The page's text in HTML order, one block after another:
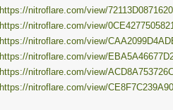
https://nitroflare.com/view/
https://nitroflare.com/view/
https://nitroflare.com/view/
https://nitroflare.com/view/
https://nitroflare.com/view/
https://nitroflare.com/view/